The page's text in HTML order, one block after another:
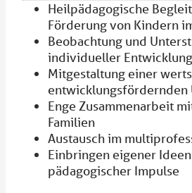
Heilpädagogische
Förderung von Kindern
Beobachtung und
individueller
Mitgestaltung einer
entwicklungsfördernden
Enge Zusammenarbeit
Familien
Austausch im
Einbringen eigener
pädagogischer Impulse